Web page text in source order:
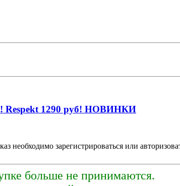
Respekt 1290 руб! НОВИНКИ
необходимо зарегистрироваться или
больше не принимаются.